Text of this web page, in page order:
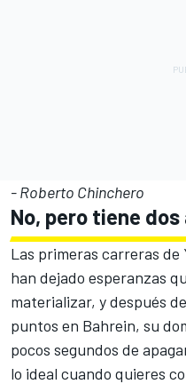
- Roberto Chinchero
No, pero tiene
Las primeras carreras de
han dejado esperanzas
materializar, y después
puntos en Bahrein, su
pocos segundos de
lo ideal cuando quieres